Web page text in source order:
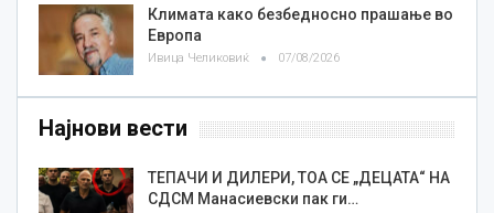
Климата како безбедносно прашање во
Европа
Ивица Челиковиќ 07/08/2026
Најнови вести
TEПАЧИ И ДИЛЕРИ, ТОА СЕ „ДЕЦАТА“ НА
СДСМ Манасиевски пак ги…